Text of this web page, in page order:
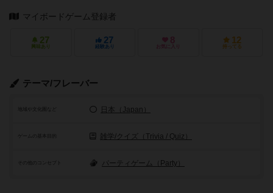
マイボードゲーム登録者
27
興味あり
27
経験あり
8
お気に入り
12
持ってる
テーマ/フレーバー
地域や文化圏など 日本（Japan）
ゲームの基本目的 雑学/クイズ（Trivia / Quiz）
その他のコンセプト パーティゲーム（Party）